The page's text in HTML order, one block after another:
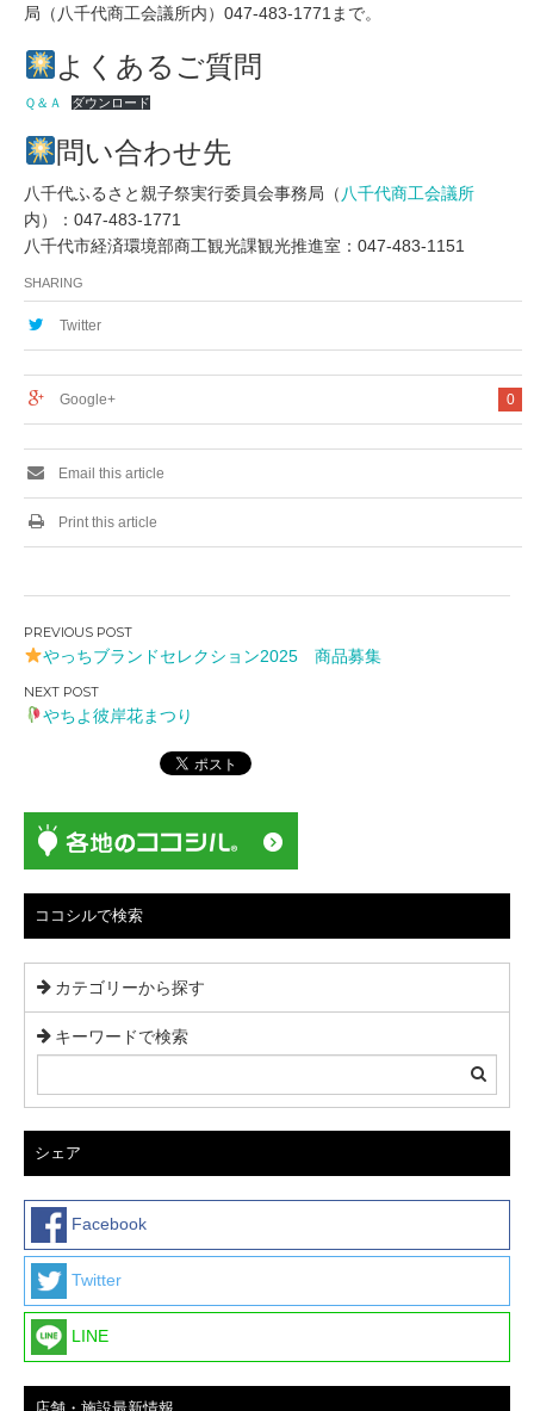
局（八千代商工会議所内）047-483-1771まで。
よくあるご質問
Ｑ＆Ａ ダウンロード
問い合わせ先
八千代ふるさと親子祭実行委員会事務局（ 八千代商工会議所
内）：047-483-1771
八千代市経済環境部商工観光課観光推進室：047-483-1151
SHARING
Twitter
0
Google+
Email this article
Print this article
投
稿
ナ
ビ
シ
ョ
やっちブランドセレクション2025 商品募集
やちよ彼岸花まつり
ココシルで検索
カテゴリーから探す
キーワードで検索
シェア
Facebook
Twitter
LINE